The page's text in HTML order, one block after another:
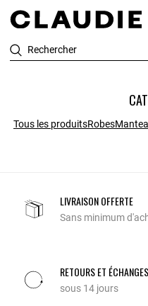
Rechercher
Tous les produitsRobes
LIVRAISON OFFERTE
Sans minimum
RETOURS ET
sous 14 jours